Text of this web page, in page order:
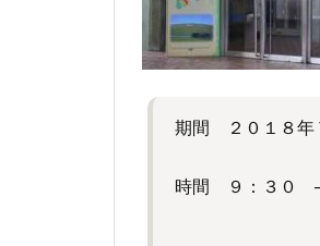
期間 ２０１８年
時間 ９：３０